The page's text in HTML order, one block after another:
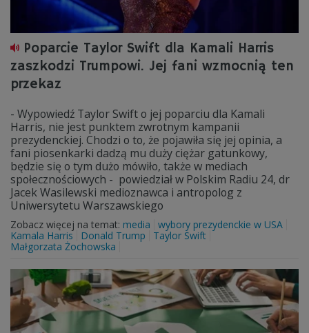
Poparcie Taylor Swift dla Kamali Harris
zaszkodzi Trumpowi. Jej fani wzmocnią ten
przekaz
- Wypowiedź Taylor Swift o jej poparciu dla Kamali
Harris, nie jest punktem zwrotnym kampanii
prezydenckiej. Chodzi o to, że pojawiła się jej opinia, a
fani piosenkarki dadzą mu duży ciężar gatunkowy,
będzie się o tym dużo mówiło, także w mediach
społecznościowych - powiedział w Polskim Radiu 24, dr
Jacek Wasilewski medioznawca i antropolog z
Uniwersytetu Warszawskiego
Zobacz więcej na temat: media
wybory prezydenckie w USA
Kamala Harris
Donald Trump
Taylor Swift
Małgorzata Żochowska